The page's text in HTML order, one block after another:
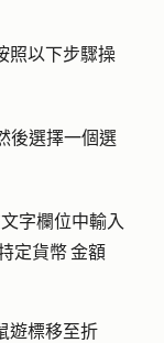
照以下步驟操
後選擇一個選
字欄位中輸入
定貨幣 金額
遊標移至折